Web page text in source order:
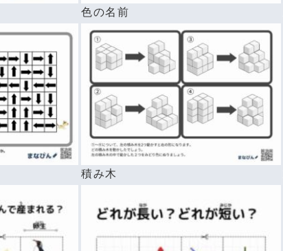
色の名前
積み木